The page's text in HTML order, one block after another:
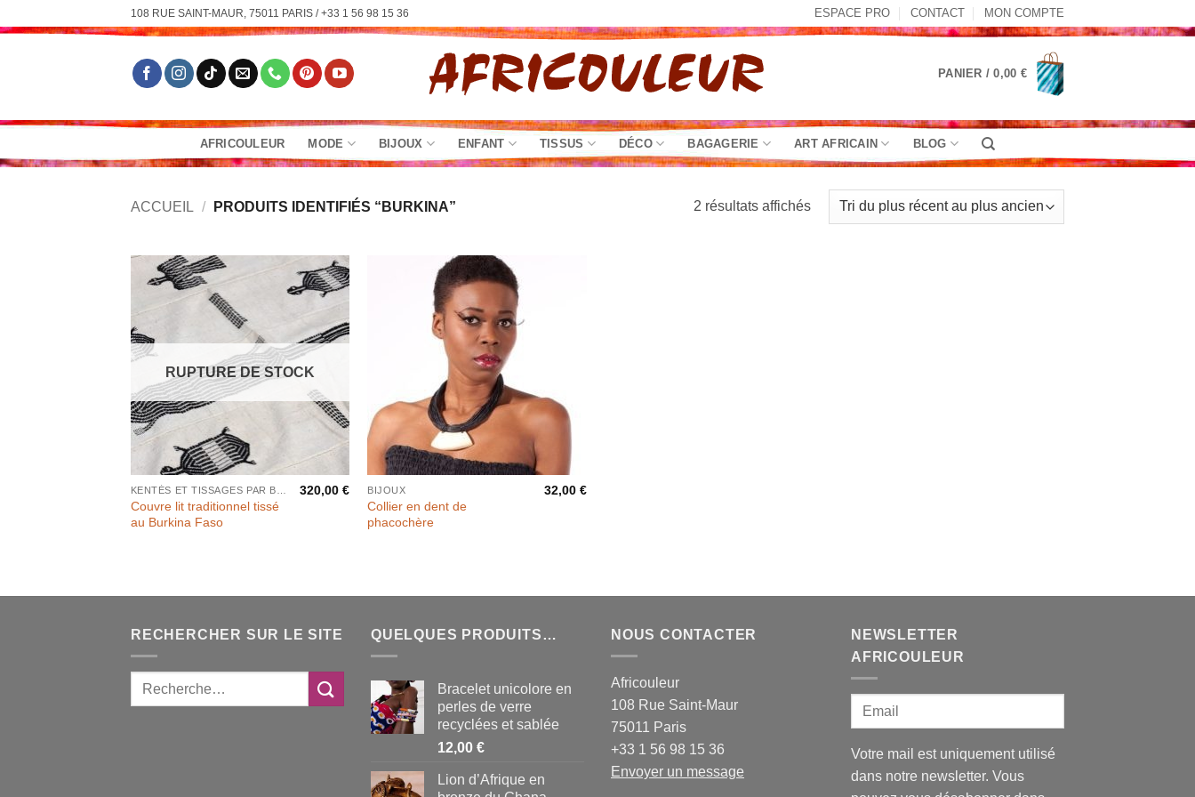
au
108 RUE SAINT-MAUR, 75011 PARIS / +33 1 56 98 15 36 ESPACE PRO CONTACT MON COMPTE
PANIER /0,00 €
AFRICOULEUR MODE BIJOUX ENFANT TISSUS DÉCO BAGAGERIE ART AFRICAIN BLOG
ACCUEIL / PRODUITS IDENTIFIÉS “BURKINA” 2 résultats affichésTrié
RUPTURE DE STOCK
Couvre lit traditionnel tissé
au Burkina Faso
320,00€ BIJOUX
Collier en dent de
phacochère
32,00 €
RECHERCHER SUR LE SITE QUELQUES PRODUITS…
Bracelet unicolore en
perles de verre
recyclées et sablée
12,00 €
Lion d’Afrique en
NOUS CONTACTER
Africouleur
108 Rue Saint-Maur
75011 Paris
+33 1 56 98 15 36
Envoyer un message
NEWSLETTER
AFRICOULEUR
Votre mail est uniquement utilisé
dans notre newsletter. Vous